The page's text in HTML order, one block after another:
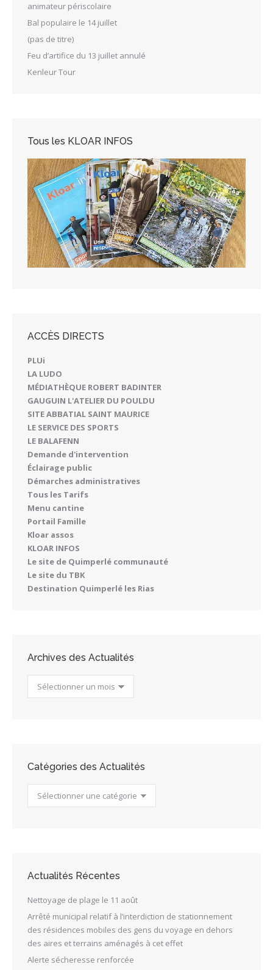
animateur périscolaire
Bal populaire le 14 juillet
(pas de titre)
Feu d’artifice du 13 juillet annulé
Kenleur Tour
Tous les KLOAR INFOS
ACCÈS DIRECTS
PLUi
LA LUDO
MÉDIATHÈQUE ROBERT BADINTER
GAUGUIN L'ATELIER DU POULDU
SITE ABBATIAL SAINT MAURICE
LE SERVICE DES SPORTS
LE BALAFENN
Demande d'intervention
Éclairage public
Démarches administratives
Tous les Tarifs
Menu cantine
Portail Famille
Kloar assos
KLOAR INFOS
Le site de Quimperlé communauté
Le site du TBK
Destination Quimperlé les Rias
Archives des Actualités
Archives
des
Catégories des Actualités
Catégories
des
Actualités Récentes
Nettoyage de plage le 11 août
Arrêté municipal relatif à l’interdiction de stationnement
des résidences mobiles des gens du voyage en dehors
des aires et terrains aménagés à cet effet
Alerte sécheresse renforcée